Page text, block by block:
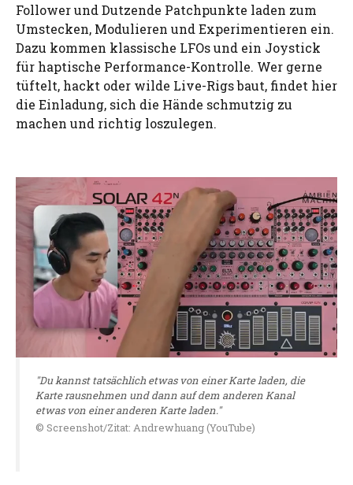
Follower und Dutzende Patchpunkte laden zum
Umstecken, Modulieren und Experimentieren ein.
Dazu kommen klassische LFOs und ein Joystick
für haptische Performance-Kontrolle. Wer gerne
tüftelt, hackt oder wilde Live-Rigs baut, findet hier
die Einladung, sich die Hände schmutzig zu
machen und richtig loszulegen.
"Du kannst tatsächlich etwas von einer Karte laden, die
Karte rausnehmen und dann auf dem anderen Kanal
etwas von einer anderen Karte laden."
© Screenshot/Zitat: Andrewhuang (YouTube)